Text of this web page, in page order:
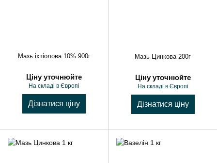
Мазь іхтіолова 10% 900г
Ціну уточнюйте
На складі в Європі
Дізнатися ціну
Мазь Цинкова 200г
Ціну уточнюйте
На складі в Європі
Дізнатися ціну